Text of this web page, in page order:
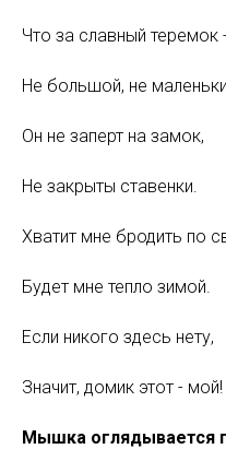
Что за славный теремок
Не большой, не
Он не заперт на замок,
Не закрыты ставенки.
Хватит мне бродить по
Будет мне тепло зимой.
Если никого здесь нету,
Значит, домик этот - мой!
Мышка оглядывается